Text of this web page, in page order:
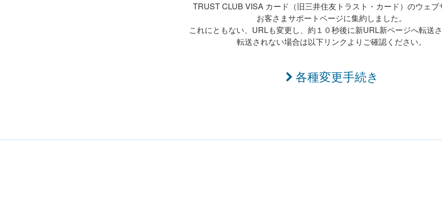
TRUST CLUB VISA カード（旧三井住友トラスト・カード）のウェブ
お客さまサポートページに集約しました。
これにともない、URLも変更し、約１０秒後に新URL新ページへ転送さ
転送されない場合は以下リンクよりご確認ください。
各種変更手続き